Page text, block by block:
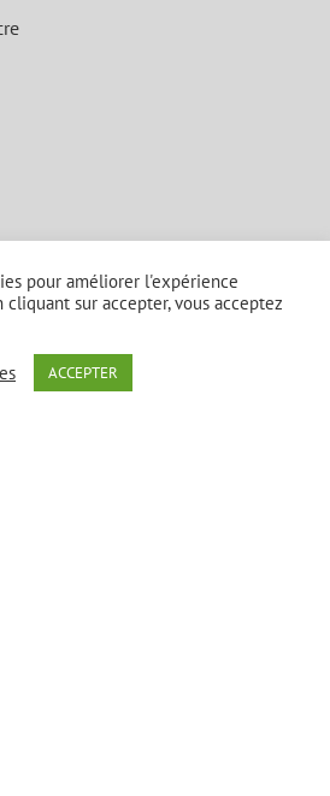
pour améliorer l'expérience
sur accepter, vous acceptez
ACCEPTER